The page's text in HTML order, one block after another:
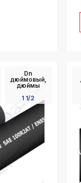
Dn
дюймовый,
дюймы
1 1/2